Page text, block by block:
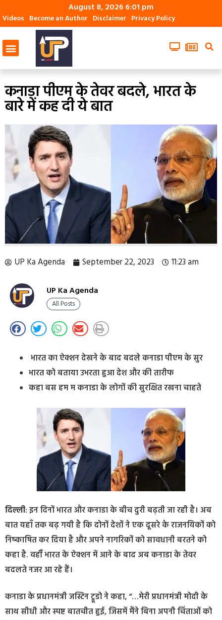
August 8, 2026 6:01 pm
Videos Become an Author Disclaimer Privacy Policy
कनाडा पीएम के तेवर बदले, भारत के
बारे में कह दी ये बात
UP Ka Agenda September 22, 2023 11:23 am
UP Ka Agenda
All Posts
भारत का ऐक्शन देखने के बाद बदले कनाडा पीएम के सुर
भारत को बताया उभरता हुआ देश और की तारीफ
कहा बस हम म कनाडा के लोगों की सुरक्षित रखना चाहते
दिल्ली: इन दिनों भारत और कनाडा के बीच दुरी बढ़ती जा रही है। अब
बात यहाँ तक बढ़ गयी है कि दोनों देशों ने एक दूसरे के राजनयिकों को
निष्काषित कर दिया है और अपने नागरिकों को सावधानी बरतने को
कहा है. वहीँ भारत के ऐक्शन में आने के बाद अब कनाडा के तेवर
बदलते नजर आ रहे हैं।
कनाडा के प्रधानमंत्री जस्टिन ट्रूडो ने कहा, “…मेरी प्रधानमंत्री मोदी के
साथ सीधी और स्पष्ट बातचीत हुई, जिसमें मैंने बिना अपनी चिंताओं को